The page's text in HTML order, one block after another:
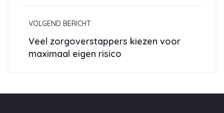
VOLGEND BERICHT
Veel zorgoverstappers kiezen voor
maximaal eigen risico